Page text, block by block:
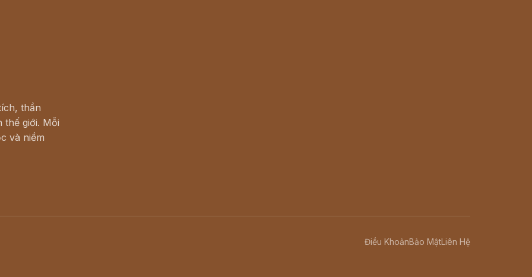
thần
giới. Mỗi
và niềm
Điều KhoảnBảo MậtLiên Hệ